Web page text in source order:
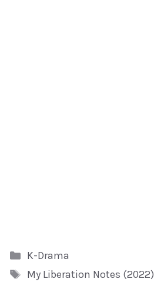
Kategori
K-Drama
Tag
My Liberation Notes (2022)